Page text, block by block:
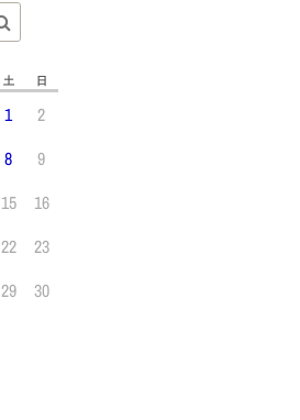
土 日
1
2
8
9
15
16
22
23
29
30